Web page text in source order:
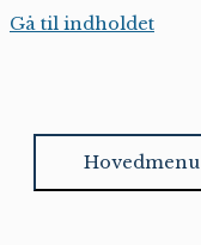
Gå til indholdet
Hovedmenu